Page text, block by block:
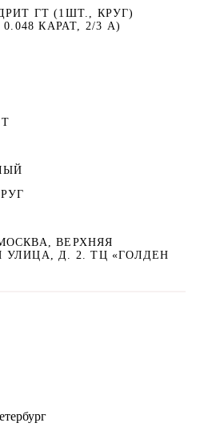
ГТ (1ШТ., КРУГ)
КАРАТ, 2/3 А)
ВЕРХНЯЯ
Д. 2. ТЦ «ГОЛДЕН